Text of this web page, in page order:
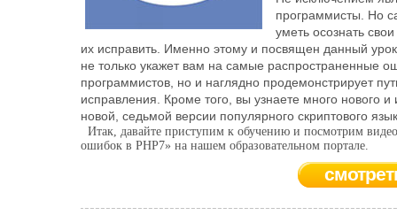
программисты. Но
уметь осознать
их исправить. Именно этому и посвящен данный
не только укажет вам на самые распространенные
программистов, но и наглядно продемонстрирует
исправления. Кроме того, вы узнаете много нового и
новой, седьмой версии популярного скриптового
Итак, давайте приступим к обучению и посмотрим
ошибок в PHP7» на нашем образовательном портале.